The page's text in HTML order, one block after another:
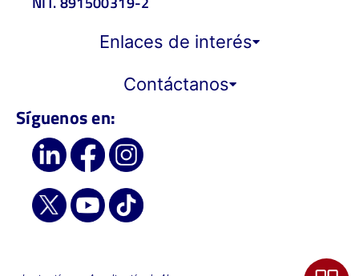
Enlaces de interés
Contáctanos
Síguenos en: